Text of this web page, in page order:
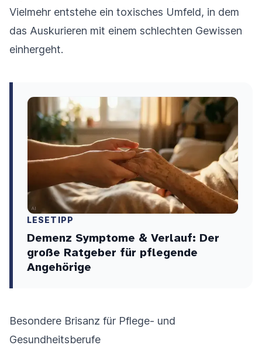
Vielmehr entstehe ein toxisches Umfeld, in dem
das Auskurieren mit einem schlechten Gewissen
einhergeht.
LESETIPP
Demenz Symptome & Verlauf: Der
große Ratgeber für pflegende
Angehörige
Besondere Brisanz für Pflege- und
Gesundheitsberufe